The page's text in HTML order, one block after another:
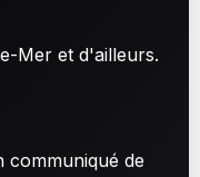
Mer et d'ailleurs.
communiqué de